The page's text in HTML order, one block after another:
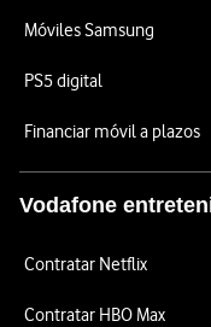
Móviles Samsung
PS5 digital
Financiar móvil a plazos
Vodafone
Contratar Netflix
Contratar HBO Max